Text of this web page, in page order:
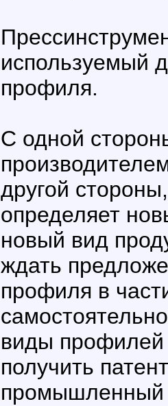
используемый
профиля.
С одной
другой
определяет
новый вид
ждать
профиля в
виды профилей
получить
промышленный